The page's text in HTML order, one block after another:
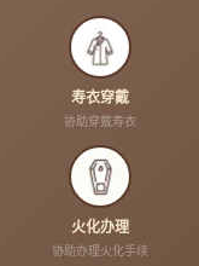
寿衣穿戴
协助穿戴寿衣
火化办理
协助办理火化手续